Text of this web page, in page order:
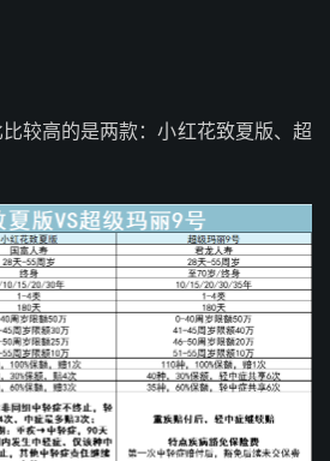
较高的是两款：小红花致夏版、超